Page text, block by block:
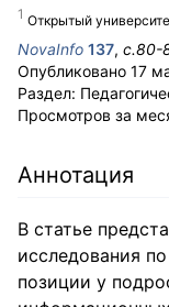
Открытый
NovaInfo 137, с.80-
Опубликовано 17
Раздел:
Просмотров за
Аннотация
В статье
исследования
позиции у